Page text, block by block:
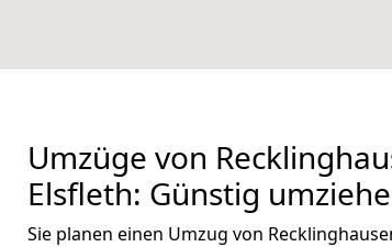
Umzüge von
Elsfleth: Günstig
Sie planen einen Umzug von